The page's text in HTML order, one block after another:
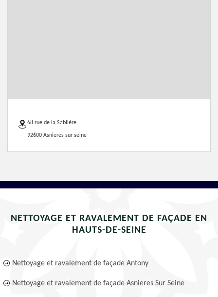
68 rue de la Sablière
92600 Asnieres sur seine
NETTOYAGE ET RAVALEMENT DE FAÇADE EN
HAUTS-DE-SEINE
Nettoyage et ravalement de façade Antony
Nettoyage et ravalement de façade Asnieres Sur Seine